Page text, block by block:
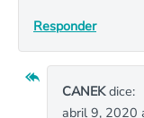
Responder
CANEKdice:
abril 9, 2020